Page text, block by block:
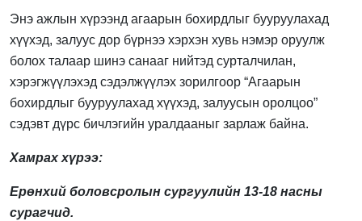
Энэ ажлын хүрээнд агаарын бохирдлыг бууруулахад
хүүхэд, залуус дор бүрнээ хэрхэн хувь нэмэр оруулж
болох талаар шинэ санааг нийтэд сурталчилан,
хэрэгжүүлэхэд сэдэлжүүлэх зорилгоор “Агаарын
бохирдлыг бууруулахад хүүхэд, залуусын оролцоо”
сэдэвт дүрс бичлэгийн уралдааныг зарлаж байна.
Хамрах хүрээ:
Ерөнхий боловсролын сургуулийн 13-18 насны
сурагчид.